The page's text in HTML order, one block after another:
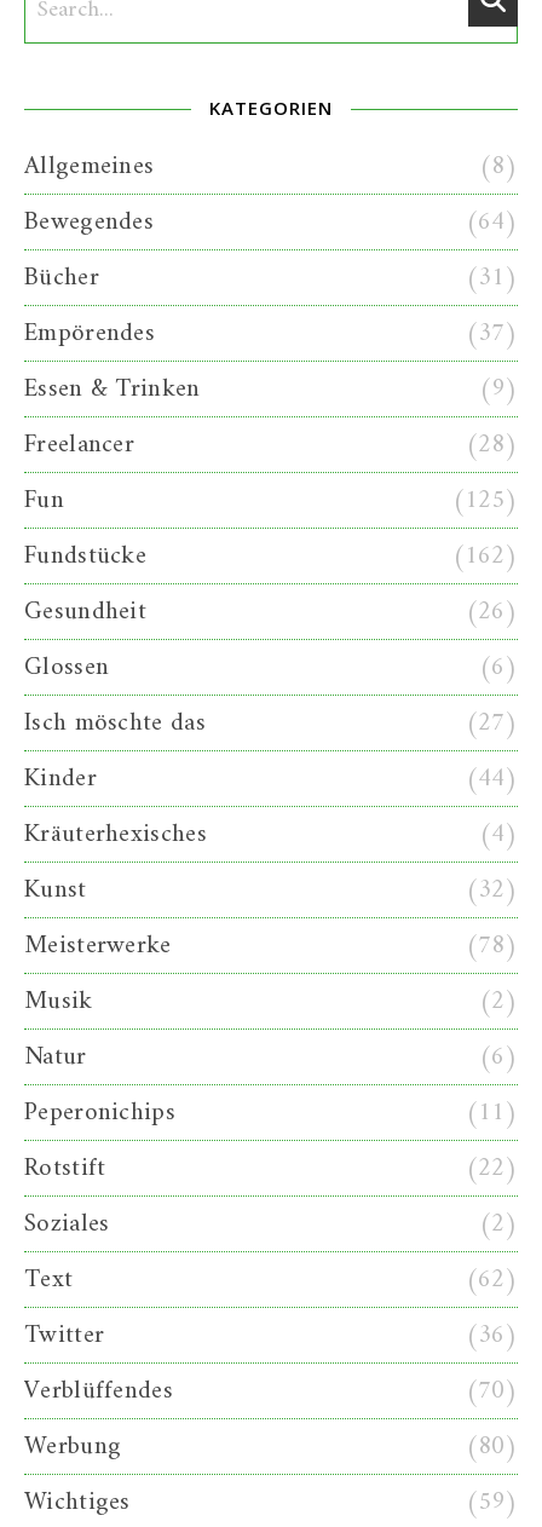
KATEGORIEN
Allgemeines
(8)
Bewegendes
(64)
Bücher
(31)
Empörendes
(37)
Essen & Trinken
(9)
Freelancer
(28)
Fun
(125)
Fundstücke
(162)
Gesundheit
(26)
Glossen
(6)
Isch möschte das
(27)
Kinder
(44)
Kräuterhexisches
(4)
Kunst
(32)
Meisterwerke
(78)
Musik
(2)
Natur
(6)
Peperonichips
(11)
Rotstift
(22)
Soziales
(2)
Text
(62)
Twitter
(36)
Verblüffendes
(70)
Werbung
(80)
Wichtiges
(59)